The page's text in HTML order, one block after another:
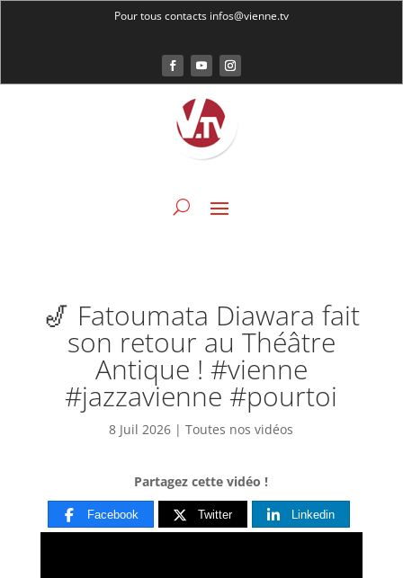
Pour tous contacts infos@vienne.tv
🎷 Fatoumata Diawara fait
son retour au Théâtre
Antique ! #vienne
#jazzavienne #pourtoi
8 Juil 2026 |Toutes nos vidéos
Partagez cette vidéo !
Facebook Twitter Linkedin